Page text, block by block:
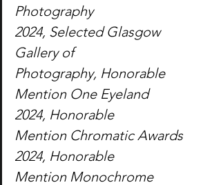
Photography
2024, Selected Glasgow
Gallery of
Photography, Honorable
Mention One Eyeland
2024, Honorable
Mention Chromatic Awards
2024, Honorable
Mention Monochrome